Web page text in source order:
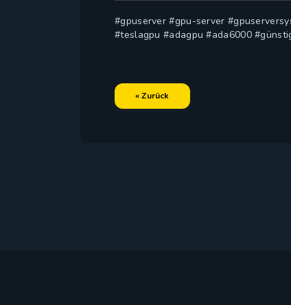
#gpuserver #gpu-server
#teslagpu #adagpu #ada6000
« Zurück